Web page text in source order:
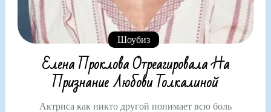
Шоубиз
Елена Проклова Отреагировала На
Признание Любови Толкалиной
Актриса как никто другой понимает всю боль